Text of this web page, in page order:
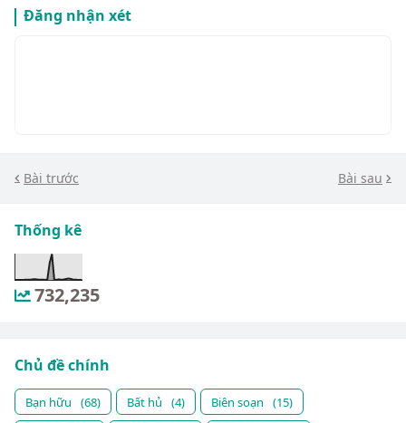
Đăng nhận xét
Bài trước Bài sau
Thống kê
732,235
Chủ đề chính
Bạn hữu (68) Bất hủ (4) Biên soạn
(15)